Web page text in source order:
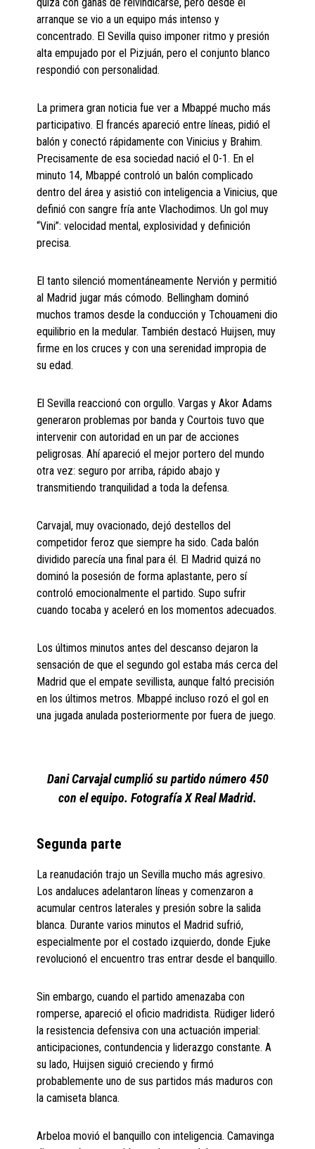
arranque se vio a un equipo más intenso y
concentrado. El Sevilla quiso imponer ritmo y presión
alta empujado por el Pizjuán, pero el conjunto blanco
respondió con personalidad.
La primera gran noticia fue ver a Mbappé mucho más
participativo. El francés apareció entre líneas, pidió el
balón y conectó rápidamente con Vinicius y Brahim.
Precisamente de esa sociedad nació el 0-1. En el
minuto 14, Mbappé controló un balón complicado
dentro del área y asistió con inteligencia a Vinicius, que
definió con sangre fría ante Vlachodimos. Un gol muy
“Vini”: velocidad mental, explosividad y definición
precisa.
El tanto silenció momentáneamente Nervión y permitió
al Madrid jugar más cómodo. Bellingham dominó
muchos tramos desde la conducción y Tchouameni dio
equilibrio en la medular. También destacó Huijsen, muy
firme en los cruces y con una serenidad impropia de
su edad.
El Sevilla reaccionó con orgullo. Vargas y Akor Adams
generaron problemas por banda y Courtois tuvo que
intervenir con autoridad en un par de acciones
peligrosas. Ahí apareció el mejor portero del mundo
otra vez: seguro por arriba, rápido abajo y
transmitiendo tranquilidad a toda la defensa.
Carvajal, muy ovacionado, dejó destellos del
competidor feroz que siempre ha sido. Cada balón
dividido parecía una final para él. El Madrid quizá no
dominó la posesión de forma aplastante, pero sí
controló emocionalmente el partido. Supo sufrir
cuando tocaba y aceleró en los momentos adecuados.
Los últimos minutos antes del descanso dejaron la
sensación de que el segundo gol estaba más cerca del
Madrid que el empate sevillista, aunque faltó precisión
en los últimos metros. Mbappé incluso rozó el gol en
una jugada anulada posteriormente por fuera de juego.
Dani Carvajal cumplió su partido número 450
con el equipo. Fotografía X Real Madrid.
Segunda parte
La reanudación trajo un Sevilla mucho más agresivo.
Los andaluces adelantaron líneas y comenzaron a
acumular centros laterales y presión sobre la salida
blanca. Durante varios minutos el Madrid sufrió,
especialmente por el costado izquierdo, donde Ejuke
revolucionó el encuentro tras entrar desde el banquillo.
Sin embargo, cuando el partido amenazaba con
romperse, apareció el oficio madridista. Rüdiger lideró
la resistencia defensiva con una actuación imperial:
anticipaciones, contundencia y liderazgo constante. A
su lado, Huijsen siguió creciendo y firmó
probablemente uno de sus partidos más maduros con
la camiseta blanca.
Arbeloa movió el banquillo con inteligencia. Camavinga